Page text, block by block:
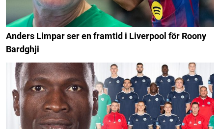
Anders Limpar ser en framtid i Liverpool för Roony
Bardghji